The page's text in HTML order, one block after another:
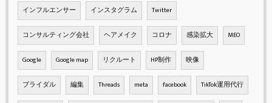
インフルエンサー インスタグラム Twitter
コンサルティング会社 ヘアメイク コロナ 感染拡大 MEO
Google Google map リクルート HP制作 映像
ブライダル 編集 Threads meta facebook TikTok運用代行